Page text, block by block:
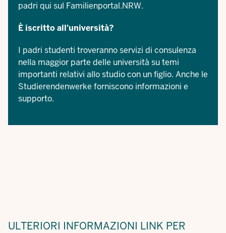
padri qui sul Familienportal.NRW.
È iscritto all'università?
I padri studenti troveranno servizi di consulenza
nella maggior parte delle università su temi
importanti relativi allo studio con un figlio. Anche le
Studierendenwerke forniscono informazioni e
supporto.
ULTERIORI INFORMAZIONI LINK PER